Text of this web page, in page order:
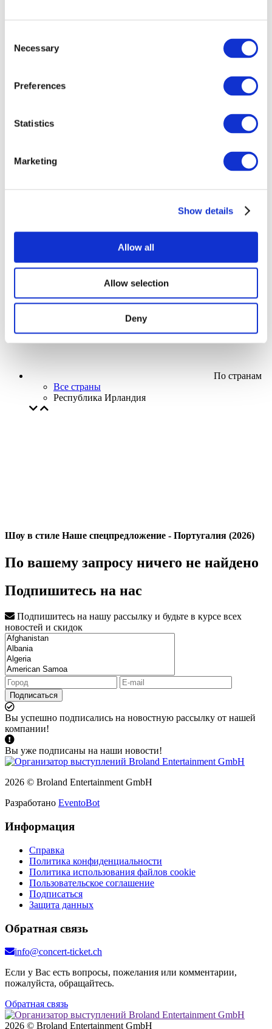
Selection
Necessary
Preferences
Statistics
Marketing
Show details
Allow all
Allow selection
Deny
Творческий вечер
Наше спецпредложение
Применить
По странам
Все страны
Республика Ирландия
Шоу в стиле Наше спецпредложение - Португалия (2026)
По вашему запросу ничего не найдено
Подпишитесь на нас
Подпишитесь на нашу рассылку и будьте в курсе всех
новостей и скидок
Подписаться
Вы успешно подписались на новостную рассылку от нашей
компании!
Вы уже подписаны на наши новости!
2026 © Broland Entertainment GmbH
Разработано EventoBot
Информация
Справка
Политика конфиденциальности
Политика использования файлов cookie
Пользовательское соглашение
Подписаться
Защита данных
Обратная связь
info@concert-ticket.ch
Если у Вас есть вопросы, пожелания или комментарии,
пожалуйста, обращайтесь.
Обратная связь
2026 © Broland Entertainment GmbH